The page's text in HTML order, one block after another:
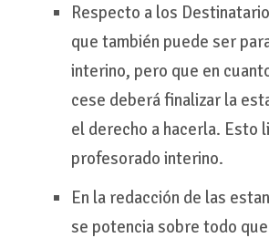
Respecto a los
que también puede ser
interino, pero que en
cese deberá finalizar la
el derecho a hacerla. Esto
profesorado interino.
En la redacción de las
se potencia sobre todo